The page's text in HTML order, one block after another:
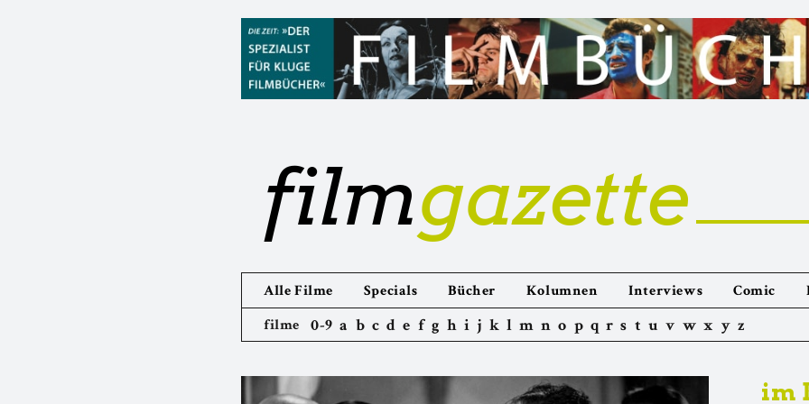
filmgazette
Alle Filme Specials Bücher Kolumnen Interviews Comic
filme 0-9 a b c d e f g h i j k l m n o p q r s t u v w x y z
im